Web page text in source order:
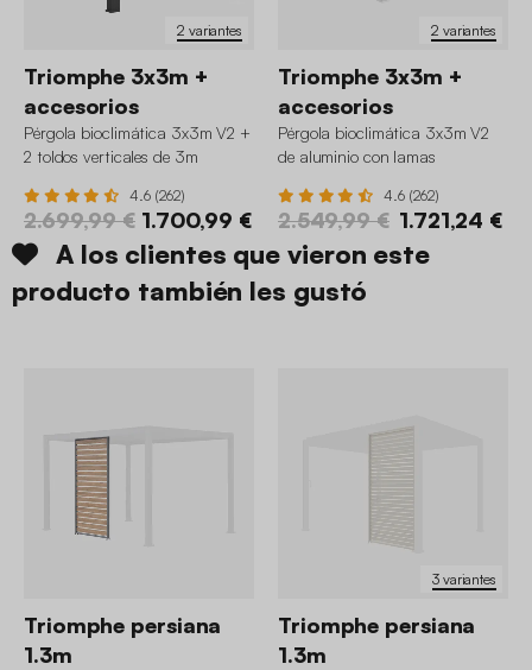
2 variantes
Triomphe 3x3m +
accesorios
Pérgola bioclimática 3x3m V2 +
2 toldos verticales de 3m
4.6 (262)
2.699,99 € 1.700,99 €
2 variantes
Triomphe 3x3m +
accesorios
Pérgola bioclimática 3x3m V2
de aluminio con lamas
4.6 (262)
2.549,99 € 1.721,24 €
A los clientes que vieron este
producto también les gustó
Triomphe persiana
1.3m
3 variantes
Triomphe persiana
1.3m